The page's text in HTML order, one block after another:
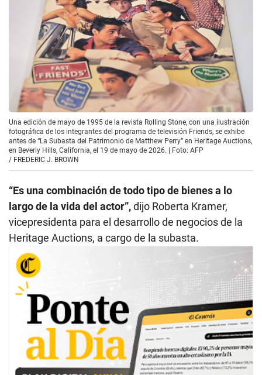
Una edición de mayo de 1995 de la revista Rolling Stone, con una ilustración
fotográfica de los integrantes del programa de televisión Friends, se exhibe
antes de “La Subasta del Patrimonio de Matthew Perry” en Heritage Auctions,
en Beverly Hills, California, el 19 de mayo de 2026. | Foto: AFP
/ FREDERIC J. BROWN
“Es una combinación de todo tipo de bienes a lo
largo de la vida del actor”,dijo Roberta Kramer,
vicepresidenta para el desarrollo de negocios de la
Heritage Auctions, a cargo de la subasta.